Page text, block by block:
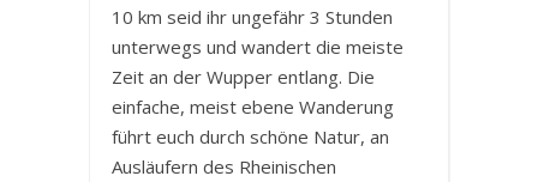
10 km seid ihr ungefähr 3 Stunden
unterwegs und wandert die meiste
Zeit an der Wupper entlang. Die
einfache, meist ebene Wanderung
führt euch durch schöne Natur, an
Ausläufern des Rheinischen